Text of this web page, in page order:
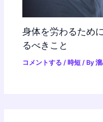
身体を労わるため
るべきこと
コメントする / 時短 / By